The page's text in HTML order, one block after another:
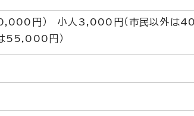
円） 小人3,000円（市民以外は
55,000円）